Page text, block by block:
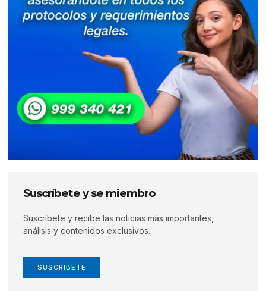
Suscríbete y se miembro
Suscríbete y recibe las noticias más importantes,
análisis y contenidos exclusivos.
SUSCRÍBETE